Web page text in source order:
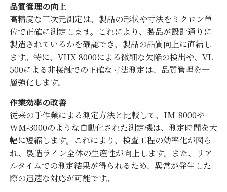
品質管理の向上
高精度な三次元測定は、製品の形状や寸法をミクロン単
位で正確に測定します。これにより、製品が設計通りに
製造されているかを確認でき、製品の品質向上に直結し
ます。特に、VHX-8000による微細な欠陥の検出や、VL-
500による非接触での正確な寸法測定は、品質管理を一
層強化します。
作業効率の改善
従来の手作業による測定方法と比較して、IM-8000や
WM-3000のような自動化された測定機は、測定時間を大
幅に短縮します。これにより、検査工程の効率化が図ら
れ、製造ライン全体の生産性が向上します。また、リア
ルタイムでの測定結果が得られるため、異常が発生した
際の迅速な対応が可能です。